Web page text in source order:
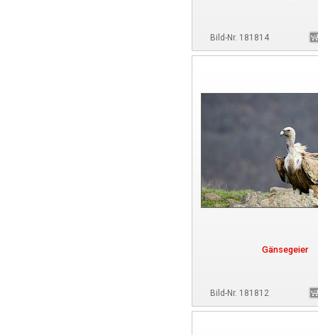
Bild-Nr. 181814
Gänsegeier
Bild-Nr. 181812